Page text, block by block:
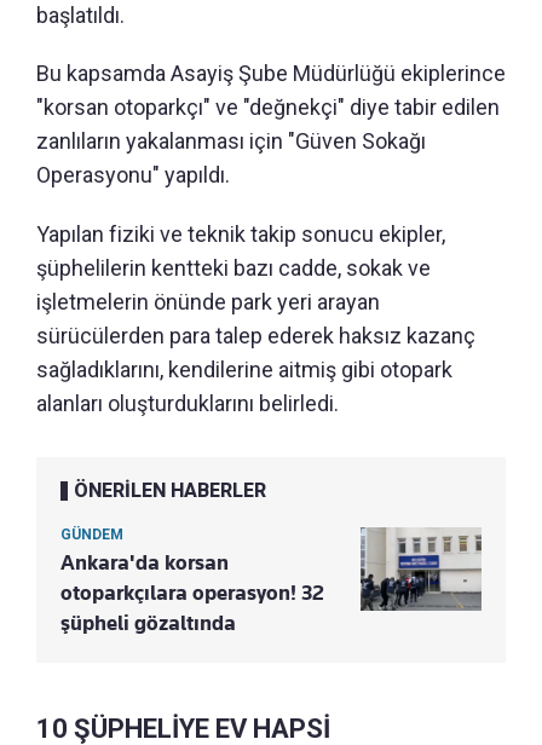
başlatıldı.
Bu kapsamda Asayiş Şube Müdürlüğü ekiplerince
"korsan otoparkçı" ve "değnekçi" diye tabir edilen
zanlıların yakalanması için "Güven Sokağı
Operasyonu" yapıldı.
Yapılan fiziki ve teknik takip sonucu ekipler,
şüphelilerin kentteki bazı cadde, sokak ve
işletmelerin önünde park yeri arayan
sürücülerden para talep ederek haksız kazanç
sağladıklarını, kendilerine aitmiş gibi otopark
alanları oluşturduklarını belirledi.
ÖNERİLEN HABERLER
GÜNDEM
Ankara'da korsan
otoparkçılara operasyon! 32
şüpheli gözaltında
10 ŞÜPHELİYE EV HAPSİ